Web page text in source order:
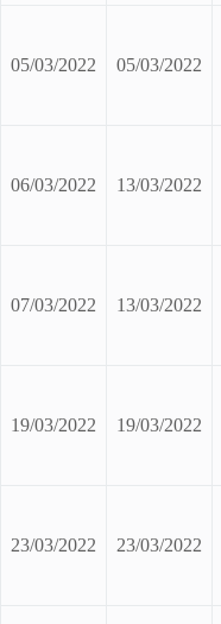
05/03/2022 05/03/2022
06/03/2022 13/03/2022
07/03/2022 13/03/2022
19/03/2022 19/03/2022
23/03/2022 23/03/2022